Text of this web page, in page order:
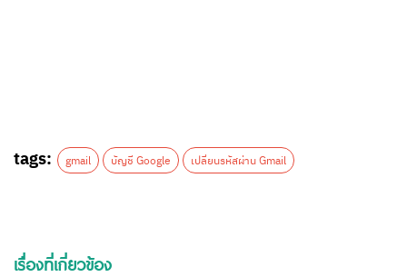
tags: gmail บัญชี Google เปลี่ยนรหัสผ่าน Gmail
เรื่องที่เกี่ยวข้อง